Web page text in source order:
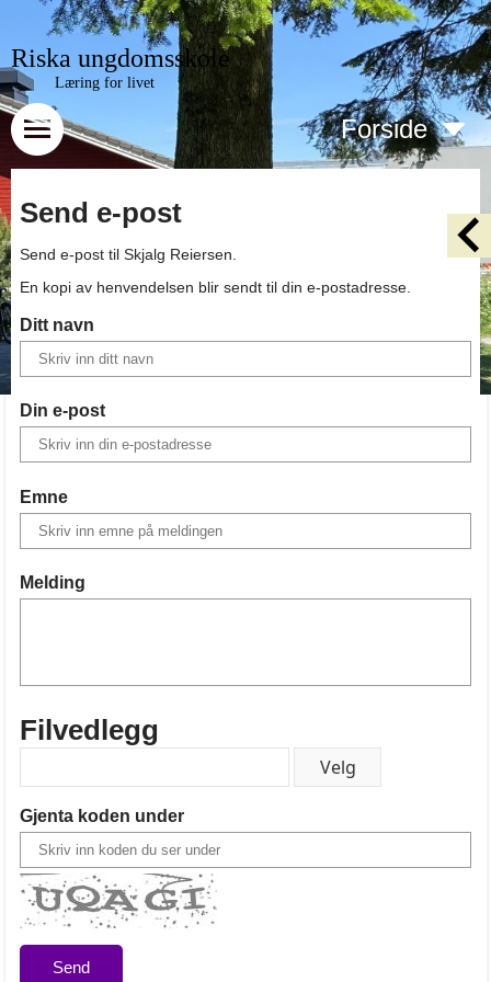
Riska ungdomsskole
Læring for livet
Forside
Send e-post
Send e-post til Skjalg Reiersen.
En kopi av henvendelsen blir sendt til din e-postadresse.
Ditt navn
Din e-post
Emne
Melding
Filvedlegg
Gjenta koden under